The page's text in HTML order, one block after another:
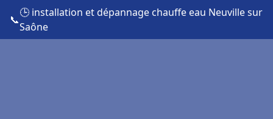
📞
🕒 installation et dépannage chauffe eau Neuville sur
Saône